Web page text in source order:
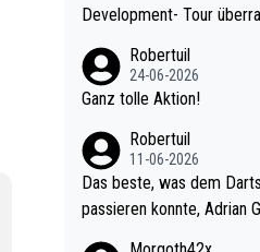
Development- Tour
e mal 40+ erst recht. Da gewinnst keinen Blumentopf - ist ja n
och krasser wie ein Pokalspiel eines Kreisligisten vs einem Bu
Robertuil
24-06-2026
Ganz tolle Aktion!
Robertuil
11-06-2026
Das beste, was dem
passieren konnte, Adrian